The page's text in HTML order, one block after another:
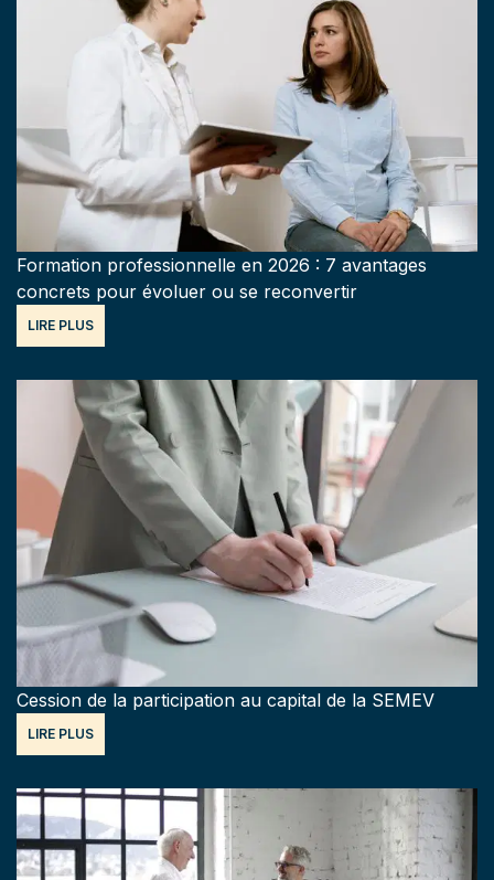
Formation professionnelle en 2026 : 7 avantages
concrets pour évoluer ou se reconvertir
LIRE PLUS
Cession de la participation au capital de la SEMEV
LIRE PLUS